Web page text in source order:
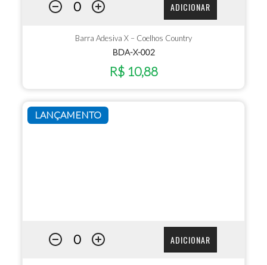
ADICIONAR
Barra Adesiva X – Coelhos Country
BDA-X-002
R$ 10,88
LANÇAMENTO
ADICIONAR